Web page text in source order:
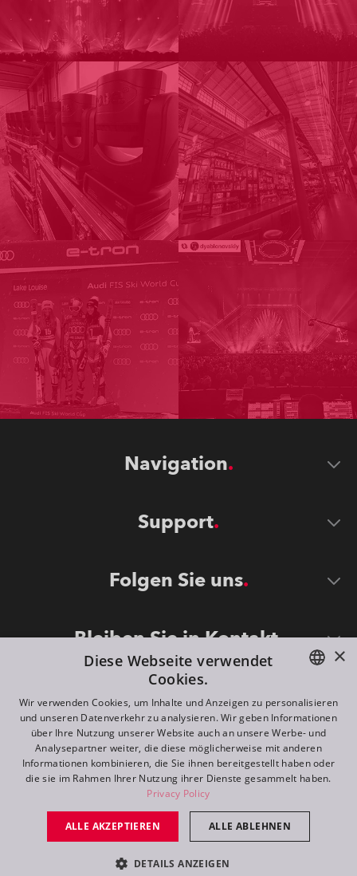
Navigation
Support
Folgen Sie uns
Bleiben Sie in Kontakt
©2026 ROBE lighting s.r.o.
All rights reserved. Created by
Switch to desktop mode
ENGLISH
FR
RU
×
Diese Webseite verwendet
Cookies.
Wir verwenden Cookies, um Inhalte und Anzeigen zu personalisieren
und unseren Datenverkehr zu analysieren. Wir geben Informationen
über Ihre Nutzung unserer Website auch an unsere Werbe- und
Analysepartner weiter, die diese möglicherweise mit anderen
Informationen kombinieren, die Sie ihnen bereitgestellt haben oder
die sie im Rahmen Ihrer Nutzung ihrer Dienste gesammelt haben.
Privacy Policy
ALLE AKZEPTIEREN ALLE ABLEHNEN
DETAILS ANZEIGEN